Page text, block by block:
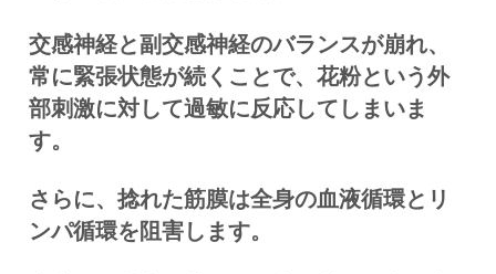
交感神経と副交感神経のバランスが崩れ、
常に緊張状態が続くことで、花粉という外
部刺激に対して過敏に反応してしまいま
す。
さらに、捻れた筋膜は全身の血液循環とリ
ンパ循環を阻害します。